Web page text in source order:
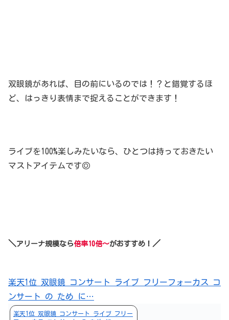
双眼鏡があれば、目の前にいるのでは！？と錯覚するほ
ど、はっきり表情まで捉えることができます！
ライブを100%楽しみたいなら、ひとつは持っておきたい
マストアイテムです◎
＼ アリーナ規模なら倍率10倍～がおすすめ！ ／
楽天1位 双眼鏡 コンサート ライブ フリーフォーカス コ
ンサート の ため に…
楽天1位 双眼鏡 コンサート ライブ フリー